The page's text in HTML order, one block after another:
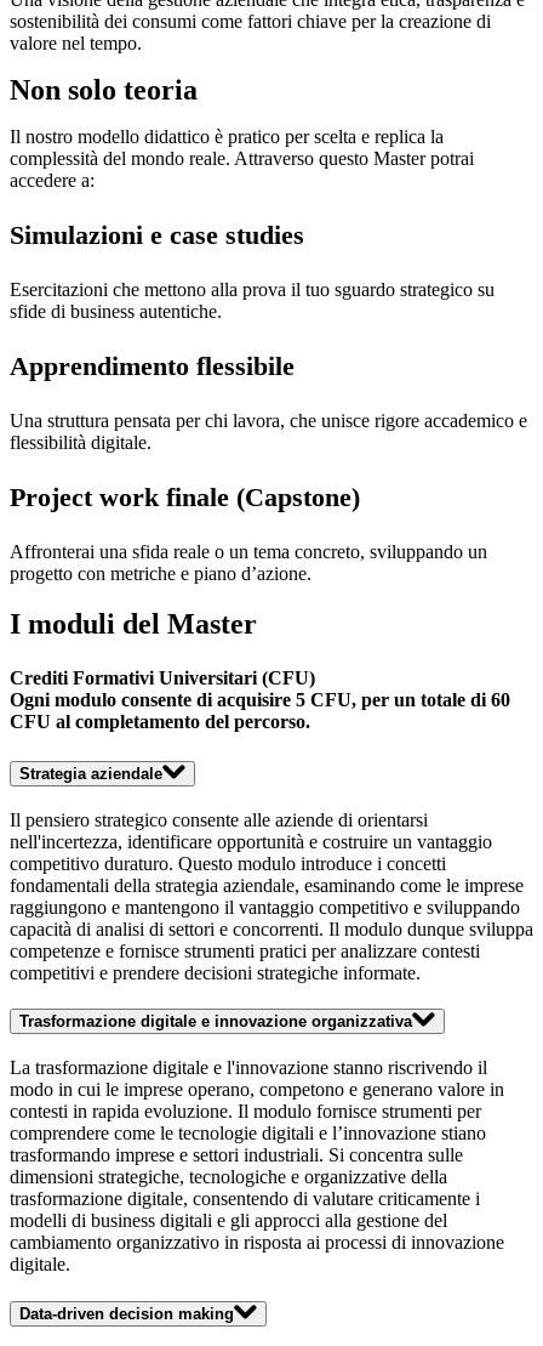
sostenibilità dei consumi come fattori chiave per la creazione di
valore nel tempo.
Non solo teoria
Il nostro modello didattico è pratico per scelta e replica la
complessità del mondo reale. Attraverso questo Master potrai
accedere a:
Simulazioni e case studies
Esercitazioni che mettono alla prova il tuo sguardo strategico su
sfide di business autentiche.
Apprendimento flessibile
Una struttura pensata per chi lavora, che unisce rigore accademico e
flessibilità digitale.
Project work finale (Capstone)
Affronterai una sfida reale o un tema concreto, sviluppando un
progetto con metriche e piano d’azione.
I moduli del Master
Crediti Formativi Universitari (CFU)
Ogni modulo consente di acquisire 5 CFU, per un totale di 60
CFU al completamento del percorso.
Strategia aziendale
Il pensiero strategico consente alle aziende di orientarsi
nell'incertezza, identificare opportunità e costruire un vantaggio
competitivo duraturo. Questo modulo introduce i concetti
fondamentali della strategia aziendale, esaminando come le imprese
raggiungono e mantengono il vantaggio competitivo e sviluppando
capacità di analisi di settori e concorrenti. Il modulo dunque sviluppa
competenze e fornisce strumenti pratici per analizzare contesti
competitivi e prendere decisioni strategiche informate.
Trasformazione digitale e innovazione organizzativa
La trasformazione digitale e l'innovazione stanno riscrivendo il
modo in cui le imprese operano, competono e generano valore in
contesti in rapida evoluzione. Il modulo fornisce strumenti per
comprendere come le tecnologie digitali e l’innovazione stiano
trasformando imprese e settori industriali. Si concentra sulle
dimensioni strategiche, tecnologiche e organizzative della
trasformazione digitale, consentendo di valutare criticamente i
modelli di business digitali e gli approcci alla gestione del
cambiamento organizzativo in risposta ai processi di innovazione
digitale.
Data-driven decision making